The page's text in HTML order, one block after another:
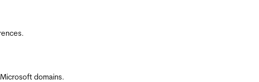
domains.